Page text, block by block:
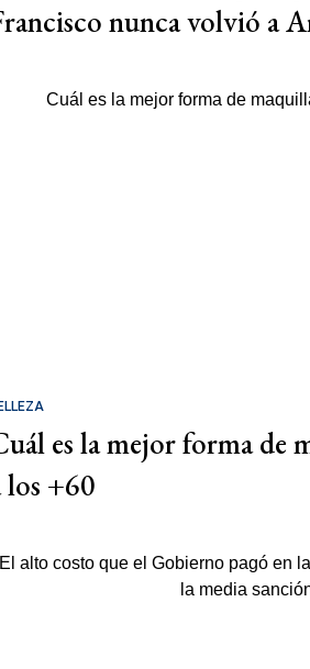
nunca volvió a
es la mejor forma de
los +60